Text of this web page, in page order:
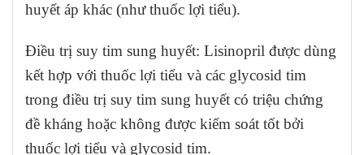
huyết áp khác (như thuốc lợi tiểu).
Điều trị suy tim sung huyết: Lisinopril được dùng
kết hợp với thuốc lợi tiểu và các glycosid tim
trong điều trị suy tim sung huyết có triệu chứng
đề kháng hoặc không được kiểm soát tốt bởi
thuốc lợi tiểu và glycosid tim.